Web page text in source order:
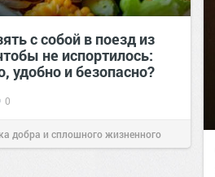
с собой в поезд из
не испортилось:
удобно и безопасно?
0
добра и сплошного жизненного